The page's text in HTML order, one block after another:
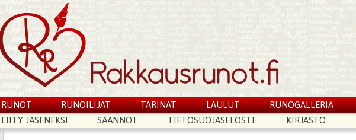
RUNOT RUNOILIJAT TARINAT LAULUT
RUNOGALLERIA
LIITY JÄSENEKSI
SÄÄNNÖT TIETOSUOJASELOSTE KIRJASTO